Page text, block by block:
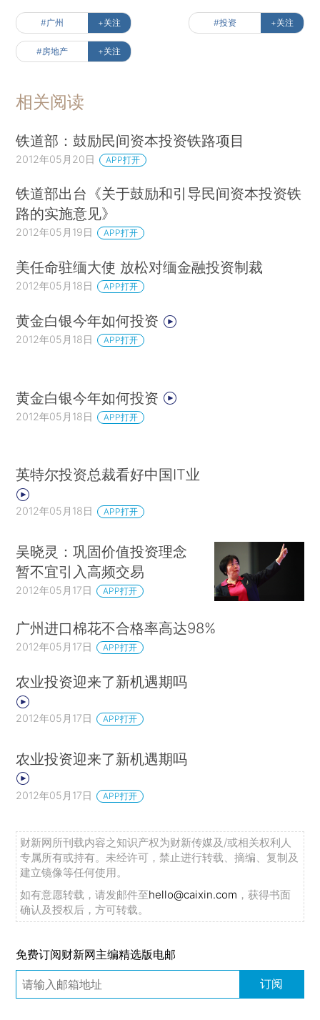
#广州 +关注 #投资 +关注
#房地产 +关注
相关阅读
铁道部：鼓励民间资本投资铁路项目
2012年05月20日 APP打开
铁道部出台《关于鼓励和引导民间资本投资铁
路的实施意见》
2012年05月19日 APP打开
美任命驻缅大使 放松对缅金融投资制裁
2012年05月18日 APP打开
黄金白银今年如何投资
2012年05月18日 APP打开
黄金白银今年如何投资
2012年05月18日 APP打开
英特尔投资总裁看好中国IT业
2012年05月18日 APP打开
吴晓灵：巩固价值投资理念
暂不宜引入高频交易
2012年05月17日 APP打开
广州进口棉花不合格率高达98%
2012年05月17日 APP打开
农业投资迎来了新机遇期吗
2012年05月17日 APP打开
农业投资迎来了新机遇期吗
2012年05月17日 APP打开
财新网所刊载内容之知识产权为财新传媒及/或相关权利人
专属所有或持有。未经许可，禁止进行转载、摘编、复制及
建立镜像等任何使用。
如有意愿转载，请发邮件至hello@caixin.com ，获得书面
确认及授权后，方可转载。
免费订阅财新网主编精选版电邮
订阅